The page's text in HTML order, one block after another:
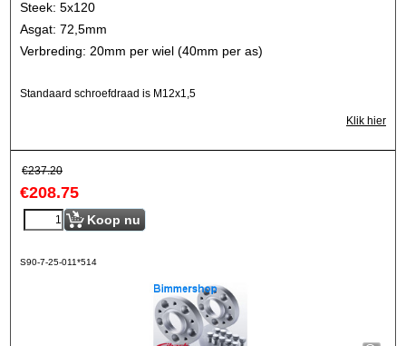
Steek: 5x120
Asgat: 72,5mm
Verbreding: 20mm per wiel (40mm per as)
Standaard schroefdraad is M12x1,5
Klik hier
€237.20
€208.75
Koop nu
S90-7-25-011*514